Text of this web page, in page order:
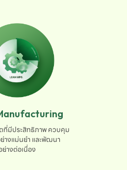
ที่มีประสิทธิภาพ ควบคุม
างแม่นยำ และพัฒนา
ย่างต่อเนื่อง